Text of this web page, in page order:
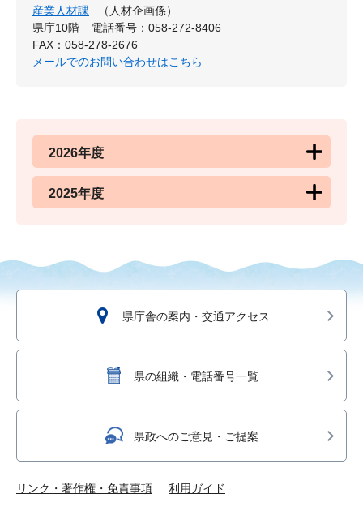
産業人材課
（人材企画係）
県庁10階
電話番号：058-272-8406
FAX：058-278-2676
メールでのお問い合わせはこちら
2026年度
2025年度
県庁舎の案内・交通アクセス
県の組織・電話番号一覧
県政へのご意見・ご提案
リンク・著作権・免責事項 利用ガイド